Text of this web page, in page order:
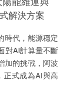
解決方案
時代，能源穩定
對AI計算量不斷
加的挑戰，阿波
正式成為AI與高